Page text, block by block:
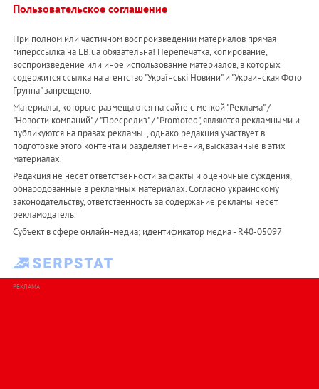
Пользовательское соглашение
При полном или частичном воспроизведении материалов прямая
гиперссылка на LB.ua обязательна! Перепечатка, копирование,
воспроизведение или иное использование материалов, в которых
содержится ссылка на агентство "Українськi Новини" и "Украинская Фото
Группа" запрещено.
Материалы, которые размещаются на сайте с меткой "Реклама" /
"Новости компаний" / "Пресрелиз" / "Promoted", являются рекламными и
публикуются на правах рекламы. , однако редакция участвует в
подготовке этого контента и разделяет мнения, высказанные в этих
материалах.
Редакция не несет ответственности за факты и оценочные суждения,
обнародованные в рекламных материалах. Согласно украинскому
законодательству, ответственность за содержание рекламы несет
рекламодатель.
Субъект в сфере онлайн-медиа; идентификатор медиа - R40-05097
РЕКЛАМА